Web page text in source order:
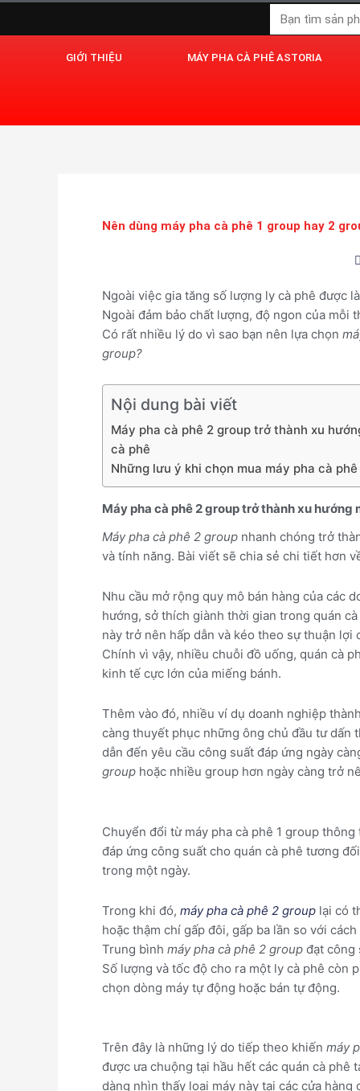
Tìm
kiếm
GIỚI THIỆU MÁY PHA CÀ PHÊ ASTORIA
Nên dùng máy pha cà phê 1 group hay 2
Ngoài việc gia tăng số lượng ly cà phê được
Ngoài đảm bảo chất lượng, độ ngon của mỗi
Có rất nhiều lý do vì sao bạn nên lựa chọn
group?
Nội dung bài viết
Máy pha cà phê 2 group trở thành xu
cà phê
Những lưu ý khi chọn mua máy pha cà
Máy pha cà phê 2 group trở thành xu hướng
Máy pha cà phê 2 group nhanh chóng trở
và tính năng. Bài viết sẽ chia sẻ chi tiết hơn
Nhu cầu mở rộng quy mô bán hàng của các
hướng, sở thích giành thời gian trong quán
này trở nên hấp dẫn và kéo theo sự thuận lợi
Chính vì vậy, nhiều chuỗi đồ uống, quán cà
kinh tế cực lớn của miếng bánh.
Thêm vào đó, nhiều ví dụ doanh nghiệp
càng thuyết phục những ông chủ đầu tư dấn
dẫn đến yêu cầu công suất đáp ứng ngày
group hoặc nhiều group hơn ngày càng trở
Chuyển đổi từ máy pha cà phê 1 group
đáp ứng công suất cho quán cà phê tương
trong một ngày.
Trong khi đó, máy pha cà phê 2 group lại có
hoặc thậm chí gấp đôi, gấp ba lần so với
Trung bình máy pha cà phê 2 group đạt công
Số lượng và tốc độ cho ra một ly cà phê còn
chọn dòng máy tự động hoặc bán tự động.
Trên đây là những lý do tiếp theo khiến máy
được ưa chuộng tại hầu hết các quán cà phê
dàng nhìn thấy loại máy này tại các cửa